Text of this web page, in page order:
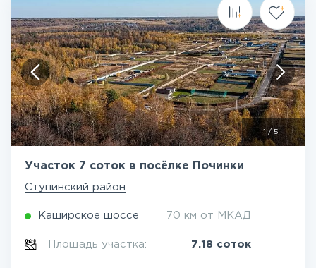
1/ 5
Участок 7 соток в посёлке Починки
Ступинский район
Каширское шоссе 70 км от МКАД
Площадь участка: 7.18 соток